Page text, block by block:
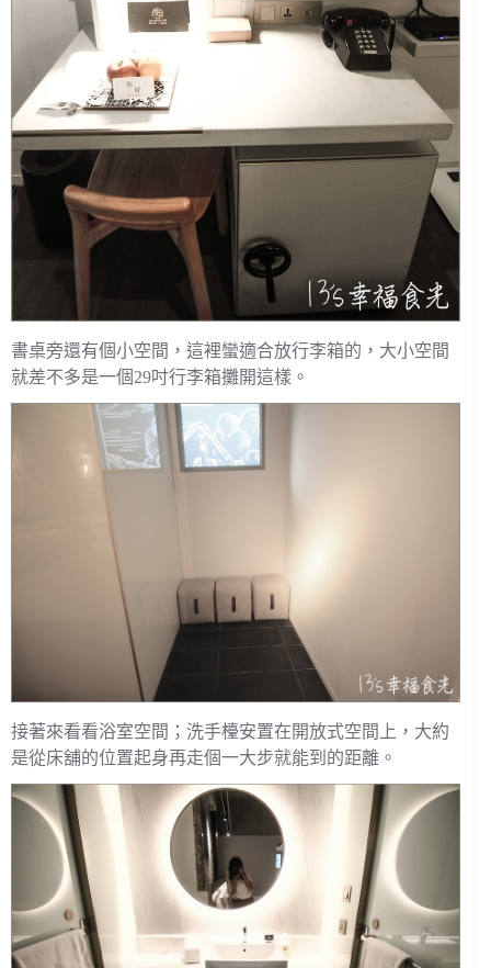
書桌旁還有個小空間，這裡蠻適合放行李箱的，大小空間
就差不多是一個29吋行李箱攤開這樣。
接著來看看浴室空間；洗手檯安置在開放式空間上，大約
是從床舖的位置起身再走個一大步就能到的距離。